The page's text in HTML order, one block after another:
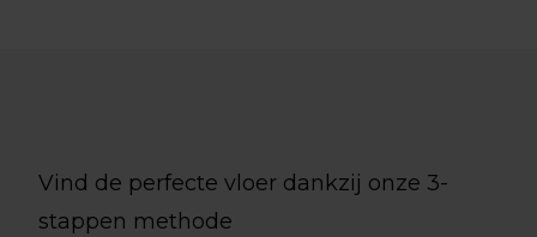
Vind de perfecte vloer dankzij onze 3-
stappen methode